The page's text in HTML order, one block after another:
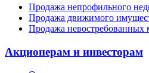
Продажа непрофильного
Продажа движимого
Продажа невостребованных
Акционерам и инвесторам